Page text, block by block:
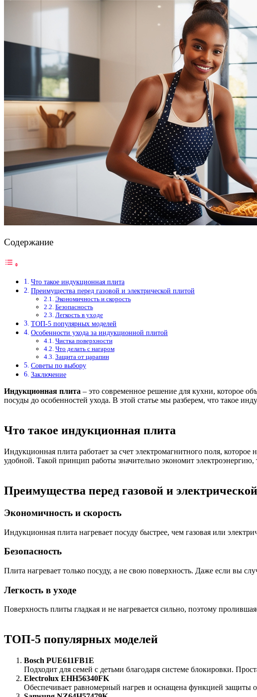
Содержание
Что такое индукционная плита
Преимущества перед газовой и электрической плитой
Экономичность и скорость
Безопасность
Легкость в уходе
ТОП-5 популярных моделей
Особенности ухода за индукционной плитой
Чистка поверхности
Что делать с нагаром
Защита от царапин
Советы по выбору
Заключение
Индукционная плита – это современное решение для кухни, которое
посуды до особенностей ухода. В этой статье мы разберем, что такое
Что такое индукционная плита
Индукционная плита работает за счет электромагнитного поля,
удобной. Такой принцип работы значительно экономит
Преимущества перед газовой и
Экономичность и скорость
Индукционная плита нагревает посуду быстрее, чем газовая или
Безопасность
Плита нагревает только посуду, а не свою поверхность. Даже если вы
Легкость в уходе
Поверхность плиты гладкая и не нагревается сильно, поэтому
ТОП-5 популярных моделей
Bosch PUE611FB1E
Подходит для семей с детьми благодаря системе блокировки.
Electrolux EHH56340FK
Обеспечивает равномерный нагрев и оснащена функцией защиты